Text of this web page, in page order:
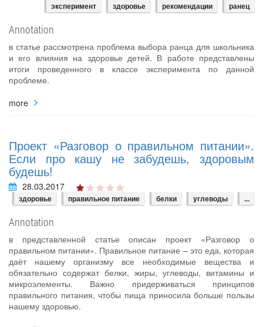
эксперимент здоровье рекомендации ранец
Annotation
в статье рассмотрена проблема выбора ранца для школьника
и его влияния на здоровье детей. В работе представлены
итоги проведенного в классе эксперимента по данной
проблеме.
more
Проект «Разговор о правильном питании».
Если про кашу не забудешь, здоровым
будешь!
28.03.2017
здоровье правильное питание белки углеводы ...
Annotation
в представленной статье описан проект «Разговор о
правильном питании». Правильное питание – это еда, которая
даёт нашему организму все необходимые вещества и
обязательно содержат белки, жиры, углеводы, витамины и
микроэлементы. Важно придерживаться принципов
правильного питания, чтобы пища приносила больше пользы
нашему здоровью.